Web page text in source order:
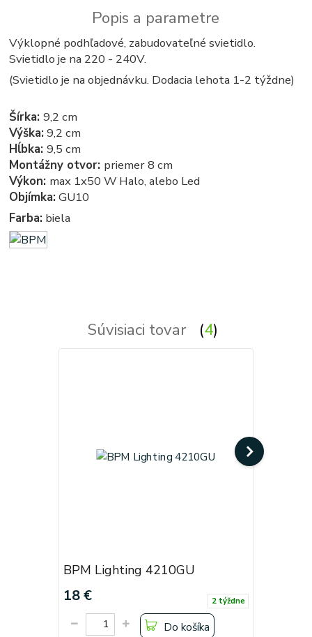
Popis a parametre
Výklopné podhľadové, zabudovateľné svietidlo.
Svietidlo je na 220 - 240V.
(Svietidlo je na objednávku. Dodacia lehota 1-2 týždne)
Šírka:9,2 cm
Výška: 9,2 cm
Hĺbka:9,5 cm
Montážny otvor: priemer 8 cm
Výkon: max 1x50 W Halo, alebo Led
Objímka: GU10
Farba: biela
Súvisiaci tovar 4
BPM Lighting 4210GU
18 € 2 týždne
Do košíka